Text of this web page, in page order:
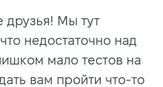
друзья! Мы тут
недостаточно над
мало тестов на
вам пройти что-то